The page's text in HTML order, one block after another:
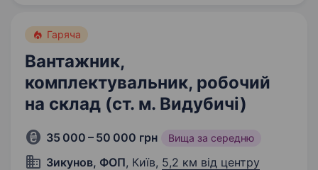
Гаряча
Вантажник,
комплектувальник, робочий
на склад (ст. м. Видубичі)
35 000 – 50 000 грн Вища за середню
Зикунов, ФОП, Київ, 5,2 км від центру